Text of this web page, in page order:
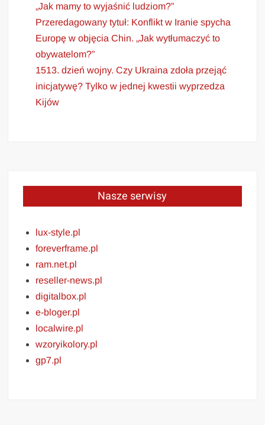
„Jak mamy to wyjaśnić ludziom?”
Przeredagowany tytuł: Konflikt w Iranie spycha
Europę w objęcia Chin. „Jak wytłumaczyć to
obywatelom?”
1513. dzień wojny. Czy Ukraina zdoła przejąć
inicjatywę? Tylko w jednej kwestii wyprzedza
Kijów
Nasze serwisy
lux-style.pl
foreverframe.pl
ram.net.pl
reseller-news.pl
digitalbox.pl
e-bloger.pl
localwire.pl
wzoryikolory.pl
gp7.pl